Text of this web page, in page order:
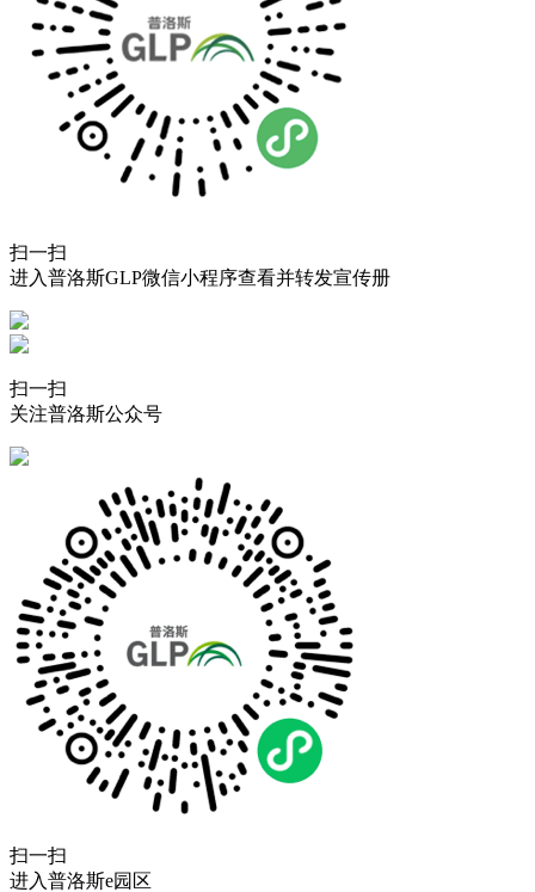
扫一扫
进入普洛斯GLP微信小程序查看并转发宣传册
扫一扫
关注普洛斯公众号
扫一扫
进入普洛斯e园区